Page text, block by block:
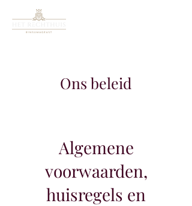
Ons beleid
Algemene
voorwaarden,
huisregels en